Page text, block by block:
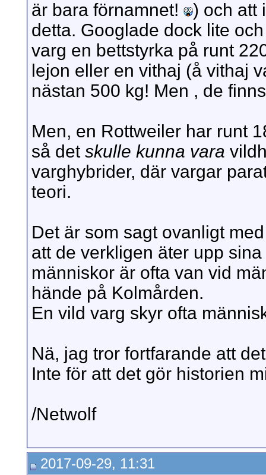
är bara förnamnet!
) och att
detta. Googlade dock lite
varg en bettstyrka på runt
lejon eller en vithaj (å vithaj
nästan 500 kg! Men , de
Men, en Rottweiler har runt
så det skulle kunna vara
varghybrider, där vargar
teori.
Det är som sagt ovanligt
att de verkligen äter upp
människor är ofta van vid
hände på Kolmården.
En vild varg skyr ofta
Nä, jag tror fortfarande att
Inte för att det gör historien
/Netwolf
2017-09-29, 11:31